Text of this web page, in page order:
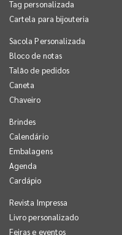
Tag personalizada
Cartela para bijouteria
Sacola Personalizada
Bloco de notas
Talão de pedidos
Caneta
Chaveiro
Brindes
Calendário
Embalagens
Agenda
Cardápio
Revista Impressa
Livro personalizado
Feiras e eventos